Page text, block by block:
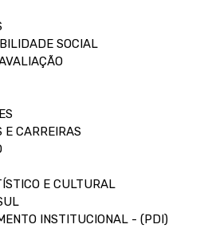
SOCIAL
E CARREIRAS
E CULTURAL
INSTITUCIONAL - (PDI)